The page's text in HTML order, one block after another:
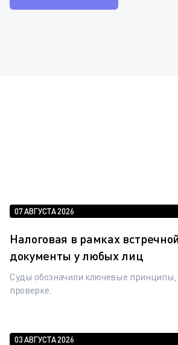
07 АВГУСТА 2026
Налоговая в рамках
документы у любых лиц
Суды обозначили ключевые
проверке.
03 АВГУСТА 2026